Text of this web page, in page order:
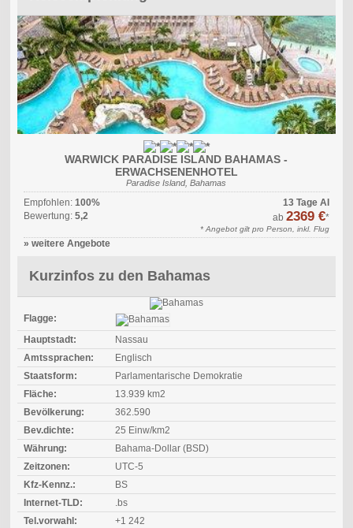
WARWICK PARADISE ISLAND BAHAMAS -
ERWACHSENENHOTEL
Paradise Island, Bahamas
Empfohlen: 100%
Bewertung: 5,2
13 Tage AI
ab2369 €*
* Angebot gilt pro Person, inkl. Flug
» weitere Angebote
Kurzinfos zu den Bahamas
Flagge:
Hauptstadt:
Nassau
Amtssprachen:
Englisch
Staatsform:
Parlamentarische Demokratie
Fläche:
13.939 km2
Bevölkerung:
362.590
Bev.dichte:
25 Einw/km2
Währung:
Bahama-Dollar (BSD)
Zeitzonen:
UTC-5
Kfz-Kennz.:
BS
Internet-TLD:
.bs
Tel.vorwahl:
+1 242